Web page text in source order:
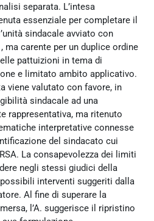
separata. L’intesa
essenziale per completare il
sindacale avviato con
ma carente per un duplice ordine
pattuizioni in tema di
e limitato ambito applicativo.
viene valutato con favore, in
sindacale ad una
rappresentativa, ma ritenuto
interpretative connesse
del sindacato cui
La consapevolezza dei limiti
negli stessi giudici della
interventi suggeriti dalla
Al fine di superare la
l’A. suggerisce il ripristino